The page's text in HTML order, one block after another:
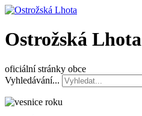
Ostrožská Lhota
oficiální stránky obce
Vyhledávání...